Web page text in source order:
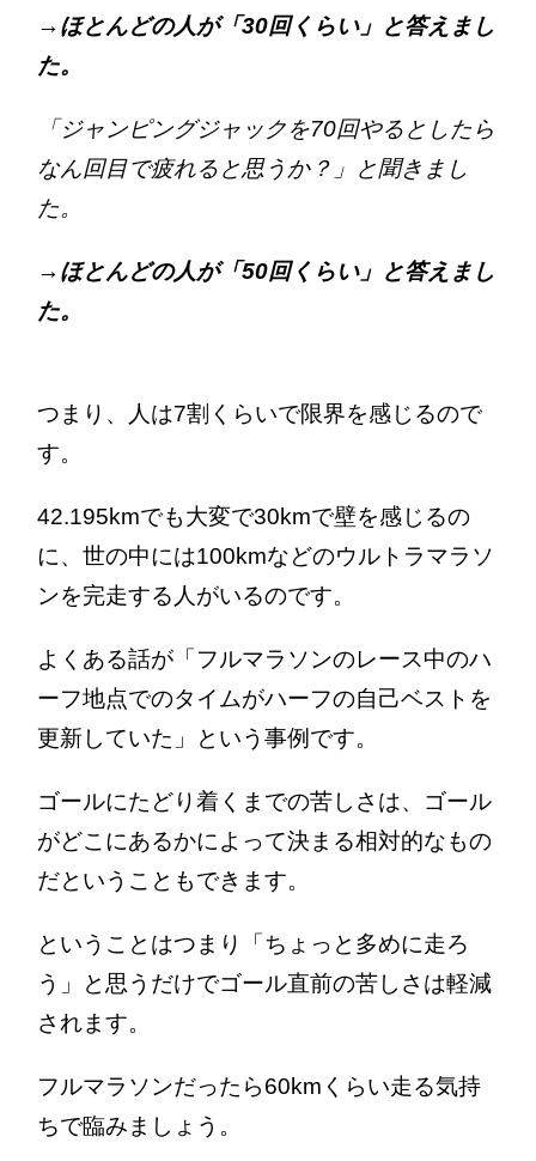
→ほとんどの人が「30回くらい」と答えまし
た。
「ジャンピングジャックを70回やるとしたら
なん回目で疲れると思うか？」と聞きまし
た。
→ほとんどの人が「50回くらい」と答えまし
た。
つまり、人は7割くらいで限界を感じるので
す。
42.195kmでも大変で30kmで壁を感じるの
に、世の中には100kmなどのウルトラマラソ
ンを完走する人がいるのです。
よくある話が「フルマラソンのレース中のハ
ーフ地点でのタイムがハーフの自己ベストを
更新していた」という事例です。
ゴールにたどり着くまでの苦しさは、ゴール
がどこにあるかによって決まる相対的なもの
だということもできます。
ということはつまり「ちょっと多めに走ろ
う」と思うだけでゴール直前の苦しさは軽減
されます。
フルマラソンだったら60kmくらい走る気持
ちで臨みましょう。